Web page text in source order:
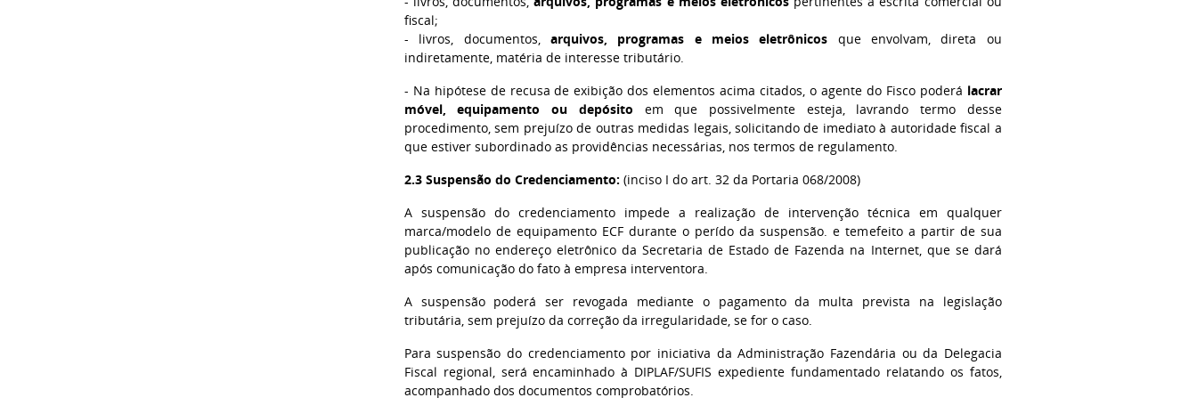
fiscal;
- livros, documentos, arquivos, programas e meios eletrônicos que envolvam, direta ou
indiretamente, matéria de interesse tributário.
- Na hipótese de recusa de exibição dos elementos acima citados, o agente do Fisco poderá lacrar
móvel, equipamento ou depósito em que possivelmente esteja, lavrando termo desse
procedimento, sem prejuízo de outras medidas legais, solicitando de imediato à autoridade fiscal a
que estiver subordinado as providências necessárias, nos termos de regulamento.
2.3 Suspensão do Credenciamento: (inciso I do art. 32 da Portaria 068/2008)
A suspensão do credenciamento impede a realização de intervenção técnica em qualquer
marca/modelo de equipamento ECF durante o perído da suspensão. e temefeito a partir de sua
publicação no endereço eletrônico da Secretaria de Estado de Fazenda na Internet, que se dará
após comunicação do fato à empresa interventora.
A suspensão poderá ser revogada mediante o pagamento da multa prevista na legislação
tributária, sem prejuízo da correção da irregularidade, se for o caso.
Para suspensão do credenciamento por iniciativa da Administração Fazendária ou da Delegacia
Fiscal regional, será encaminhado à DIPLAF/SUFIS expediente fundamentado relatando os fatos,
acompanhado dos documentos comprobatórios.